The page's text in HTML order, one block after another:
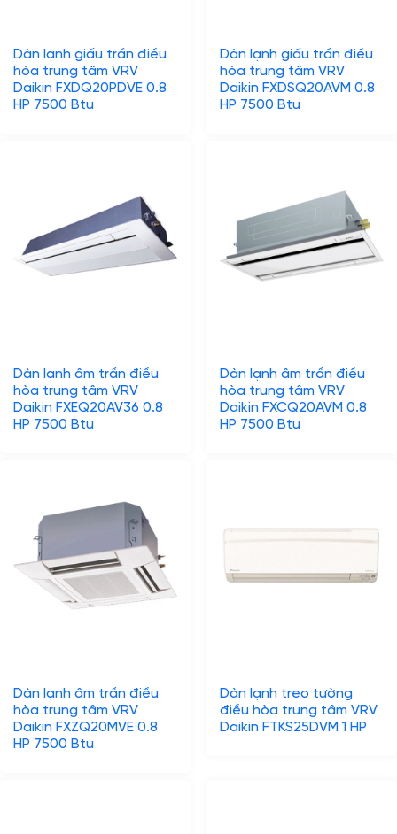
Dàn lạnh giấu trần điều
hòa trung tâm VRV
Daikin FXDQ20PDVE 0.8
HP 7500 Btu
Dàn lạnh giấu trần điều
hòa trung tâm VRV
Daikin FXDSQ20AVM 0.8
HP 7500 Btu
Dàn lạnh âm trần điều
hòa trung tâm VRV
Daikin FXEQ20AV36 0.8
HP 7500 Btu
Dàn lạnh âm trần điều
hòa trung tâm VRV
Daikin FXCQ20AVM 0.8
HP 7500 Btu
Dàn lạnh âm trần điều
hòa trung tâm VRV
Daikin FXZQ20MVE 0.8
HP 7500 Btu
Dàn lạnh treo tường
điều hòa trung tâm VRV
Daikin FTKS25DVM 1 HP